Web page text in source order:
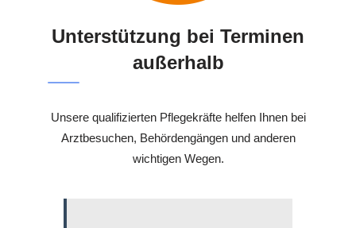
Unterstützung bei Terminen
außerhalb
Unsere qualifizierten Pflegekräfte helfen Ihnen bei
Arztbesuchen, Behördengängen und anderen
wichtigen Wegen.